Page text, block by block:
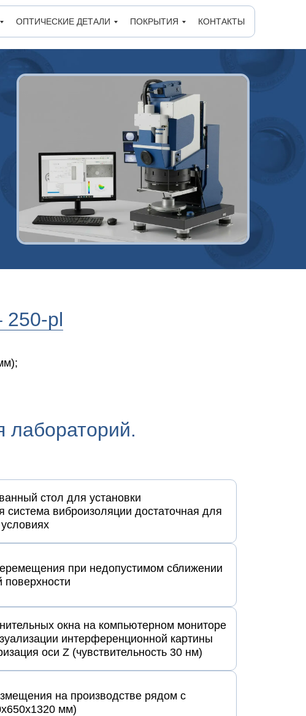
ОПТИЧЕСКИЕ ДЕТАЛИ ПОКРЫТИЯ КОНТАКТЫ
pl
лабораторий.
стол для установки
система виброизоляции достаточная для
при недопустимом сближении
поверхности
окна на компьютерном мониторе
интерференционной картины
оси Z (чувствительность 30 нм)
на производстве рядом с
мм)